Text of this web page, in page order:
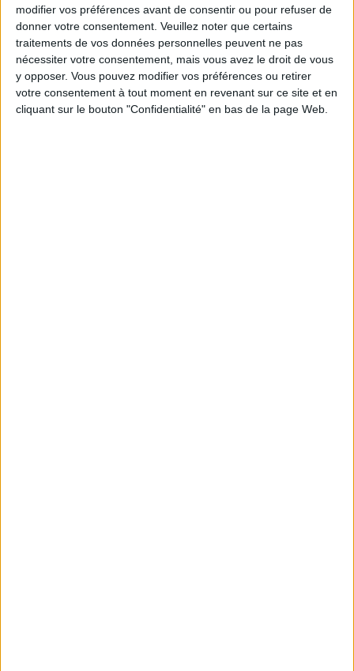
modifier vos préférences avant de consentir ou pour refuser de
donner votre consentement. Veuillez noter que certains
traitements de vos données personnelles peuvent ne pas
nécessiter votre consentement, mais vous avez le droit de vous
y opposer. Vous pouvez modifier vos préférences ou retirer
votre consentement à tout moment en revenant sur ce site et en
cliquant sur le bouton "Confidentialité" en bas de la page Web.
Service-client & Motivation
Les équipes du Service-client et de la
Communauté Savoir Maigrir vous aident
chaque semaine à vous rapprocher
sereinement de votre objectif minceur.